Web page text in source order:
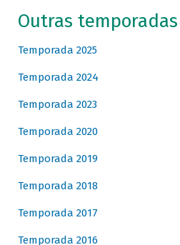
Outras temporadas
Temporada 2025
Temporada 2024
Temporada 2023
Temporada 2020
Temporada 2019
Temporada 2018
Temporada 2017
Temporada 2016